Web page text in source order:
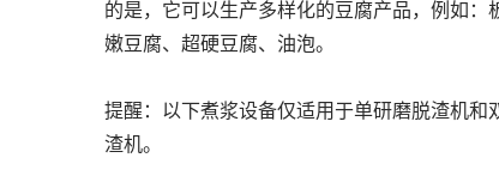
的是，它可以生产多样化的豆腐产品，例如：
嫩豆腐、超硬豆腐、油泡。
提醒：以下煮浆设备仅适用于单研磨脱渣机和
渣机。